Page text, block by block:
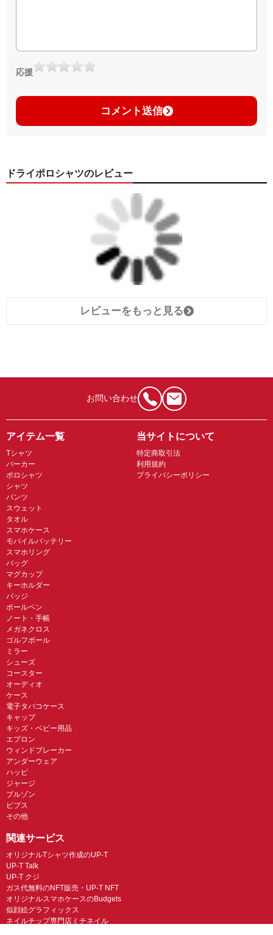
応援
コメント送信
ドライポロシャツのレビュー
レビューをもっと見る
お問い合わせ
アイテム一覧
Tシャツ
パーカー
ポロシャツ
シャツ
パンツ
スウェット
タオル
スマホケース
モバイルバッテリー
スマホリング
バッグ
マグカップ
キーホルダー
バッジ
ボールペン
ノート・手帳
メガネクロス
ゴルフボール
ミラー
シューズ
コースター
オーディオ
ケース
電子タバコケース
キャップ
キッズ・ベビー用品
エプロン
ウィンドブレーカー
アンダーウェア
ハッピ
ジャージ
ブルゾン
ビブス
その他
当サイトについて
特定商取引法
利用規約
プライバシーポリシー
関連サービス
オリジナルTシャツ作成のUP-T
UP-T Talk
UP-T クジ
ガス代無料のNFT販売・UP-T NFT
オリジナルスマホケースのBudgets
似顔絵グラフィックス
ネイルチップ専門店ミチネイル